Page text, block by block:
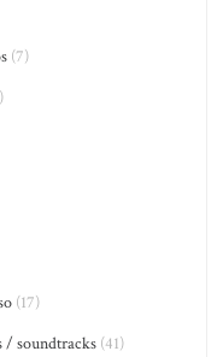
(7)
(17)
/ soundtracks(41)